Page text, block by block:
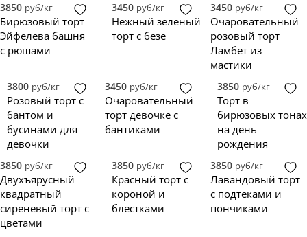
3850 руб/кг
Бирюзовый торт
Эйфелева башня
с рюшами
3450 руб/кг
Нежный зеленый
торт с безе
3450 руб/кг
Очаровательный
розовый торт
Ламбет из
мастики
3800 руб/кг
Розовый торт с
бантом и
бусинами для
девочки
3450 руб/кг
Очаровательный
торт девочке с
бантиками
3850 руб/кг
Торт в
бирюзовых тонах
на день
рождения
3850 руб/кг
Двухъярусный
квадратный
сиреневый торт с
цветами
3850 руб/кг
Красный торт с
короной и
блестками
3850 руб/кг
Лавандовый торт
с подтеками и
пончиками